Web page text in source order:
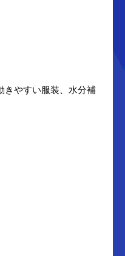
きやすい服装、水分補